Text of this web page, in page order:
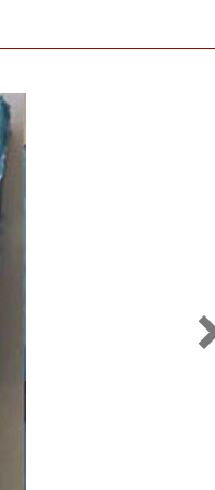
式可按时或按件，由您选。